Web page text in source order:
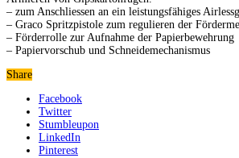
– zum Anschliessen an ein leistungsfähiges
– Graco Spritzpistole zum regulieren der
– Förderrolle zur Aufnahme der Papierbewehrung
– Papiervorschub und Schneidemechanismus
Share
Facebook
Twitter
Stumbleupon
LinkedIn
Pinterest